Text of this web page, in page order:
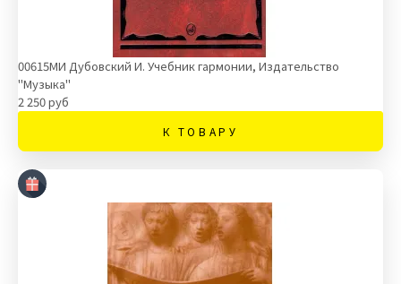
00615МИ Дубовский И. Учебник гармонии, Издательство
"Музыка"
2 250 руб
К ТОВАРУ